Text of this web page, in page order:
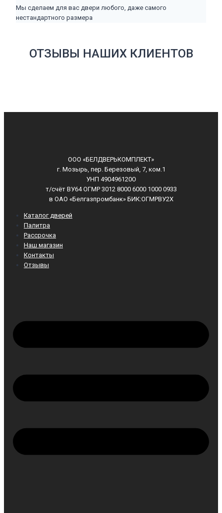
Мы сделаем для вас двери любого, даже самого
нестандартного размера
ОТЗЫВЫ НАШИХ КЛИЕНТОВ
ООО «БЕЛДВЕРЬКОМПЛЕКТ»
г. Мозырь, пер. Березовый, 7, ком.1
УНП 490496120О
т/счёт ВУ64 ОГМР 3012 8000 6000 1000 0933
в ОАО «Белгазпромбанк» БИК:ОГМРВУ2Х
Каталог дверей
Палитра
Рассрочка
Наш магазин
Контакты
Отзывы